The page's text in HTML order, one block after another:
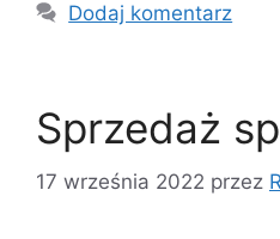
Dodaj komentarz
Sprzedaż
17 września 2022 przez